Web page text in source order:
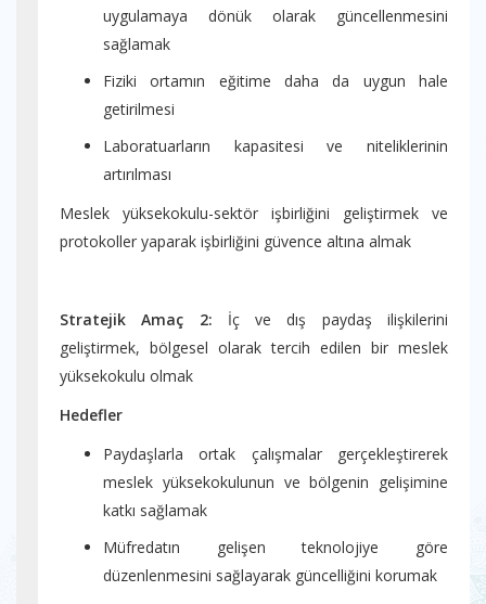
uygulamaya dönük olarak güncellenmesini
sağlamak
Fiziki ortamın eğitime daha da uygun hale
getirilmesi
Laboratuarların kapasitesi ve niteliklerinin
artırılması
Meslek yüksekokulu-sektör işbirliğini geliştirmek ve
protokoller yaparak işbirliğini güvence altına almak
Stratejik Amaç 2: İç ve dış paydaş ilişkilerini
geliştirmek, bölgesel olarak tercih edilen bir meslek
yüksekokulu olmak
Hedefler
Paydaşlarla ortak çalışmalar gerçekleştirerek
meslek yüksekokulunun ve bölgenin gelişimine
katkı sağlamak
Müfredatın gelişen teknolojiye göre
düzenlenmesini sağlayarak güncelliğini korumak